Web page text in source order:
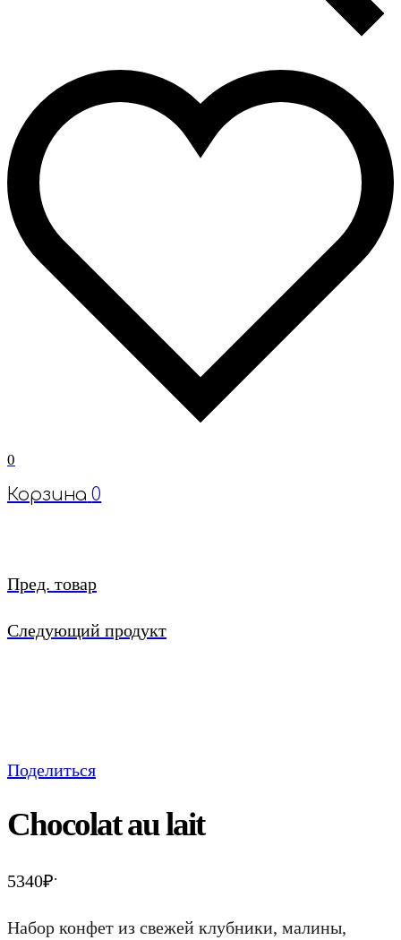
0
Корзина 0
Пред. товар
Следующий продукт
Поделиться
Chocolat au lait
5340₽.
Набор конфет из свежей клубники, малины,